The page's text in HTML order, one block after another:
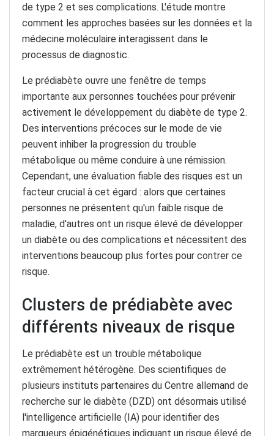
de type 2 et ses complications. L'étude montre
comment les approches basées sur les données et la
médecine moléculaire interagissent dans le
processus de diagnostic.
Le prédiabète ouvre une fenêtre de temps
importante aux personnes touchées pour prévenir
activement le développement du diabète de type 2.
Des interventions précoces sur le mode de vie
peuvent inhiber la progression du trouble
métabolique ou même conduire à une rémission.
Cependant, une évaluation fiable des risques est un
facteur crucial à cet égard : alors que certaines
personnes ne présentent qu'un faible risque de
maladie, d'autres ont un risque élevé de développer
un diabète ou des complications et nécessitent des
interventions beaucoup plus fortes pour contrer ce
risque.
Clusters de prédiabète avec
différents niveaux de risque
Le prédiabète est un trouble métabolique
extrêmement hétérogène. Des scientifiques de
plusieurs instituts partenaires du Centre allemand de
recherche sur le diabète (DZD) ont désormais utilisé
l'intelligence artificielle (IA) pour identifier des
marqueurs épigénétiques indiquant un risque élevé de